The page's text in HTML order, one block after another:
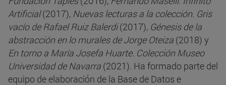
Artificial(2017), Nuevas lecturas a la colección. Gris
vacío de Rafael Ruiz Balerdi(2017), Génesis de la
abstracción en lo murales de Jorge Oteiza (2018) y
En torno a María Josefa Huarte. Colección Museo
Universidad de Navarra (2021). Ha formado parte del
equipo de elaboración de la Base de Datos e